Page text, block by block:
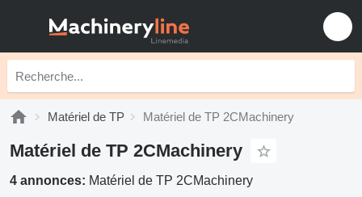
Matériel de TP Matériel de TP 2CMachinery
Matériel de TP 2CMachinery
4 annonces: Matériel de TP 2CMachinery